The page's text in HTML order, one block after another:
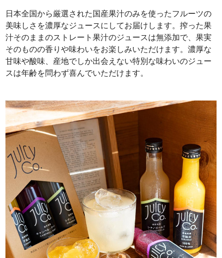
日本全国から厳選された国産果汁のみを使ったフルーツの
美味しさを濃厚なジュースにしてお届けします。搾った果
汁そのままのストレート果汁のジュースは無添加で、果実
そのものの香りや味わいをお楽しみいただけます。濃厚な
甘味や酸味、産地でしか出会えない特別な味わいのジュー
スは年齢を問わず喜んでいただけます。